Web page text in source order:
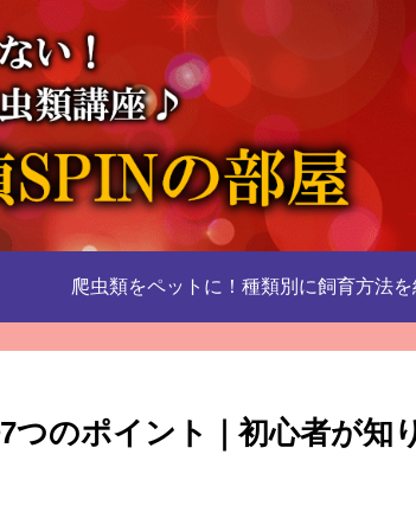
爬虫類をペットに！種類別に飼育方法を
のポイント｜初心者が知